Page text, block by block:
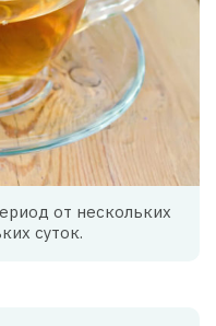
от нескольких
суток.